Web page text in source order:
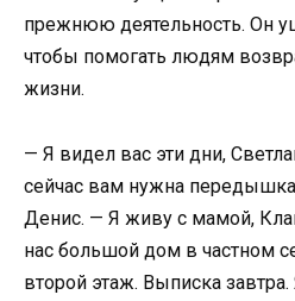
прежнюю деятельность. Он
чтобы помогать людям
жизни.
— Я видел вас эти дни,
сейчас вам нужна
Денис. — Я живу с мамой,
нас большой дом в частном
второй этаж. Выписка